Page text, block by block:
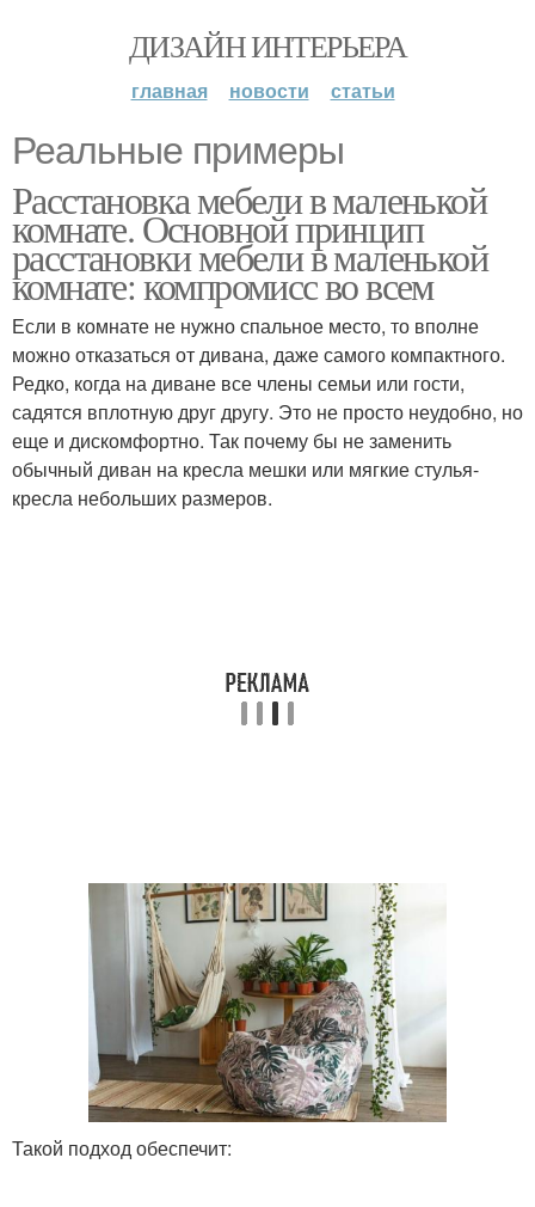
ДИЗАЙН ИНТЕРЬЕРА
главная новости статьи
Реальные примеры
Расстановка мебели в маленькой
комнате. Основной принцип
расстановки мебели в маленькой
комнате: компромисс во всем
Если в комнате не нужно спальное место, то вполне
можно отказаться от дивана, даже самого компактного.
Редко, когда на диване все члены семьи или гости,
садятся вплотную друг другу. Это не просто неудобно, но
еще и дискомфортно. Так почему бы не заменить
обычный диван на кресла мешки или мягкие стулья-
кресла небольших размеров.
Такой подход обеспечит: